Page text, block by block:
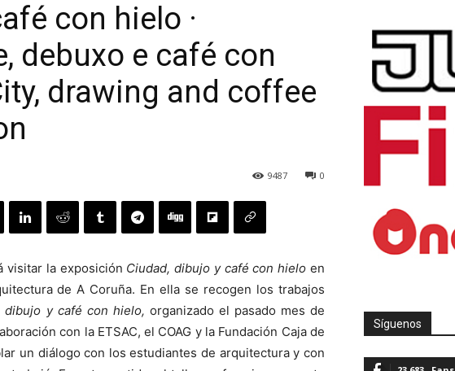
con hielo ·
debuxo e café con
drawing and coffee
0
9487
visitar la exposición Ciudad, dibujo y café con hielo en
de A Coruña. En ella se recogen los trabajos
dibujo y café con hielo, organizado el pasado mes de
con la ETSAC, el COAG y la Fundación Caja de
un diálogo con los estudiantes de arquitectura y con
Síguenos